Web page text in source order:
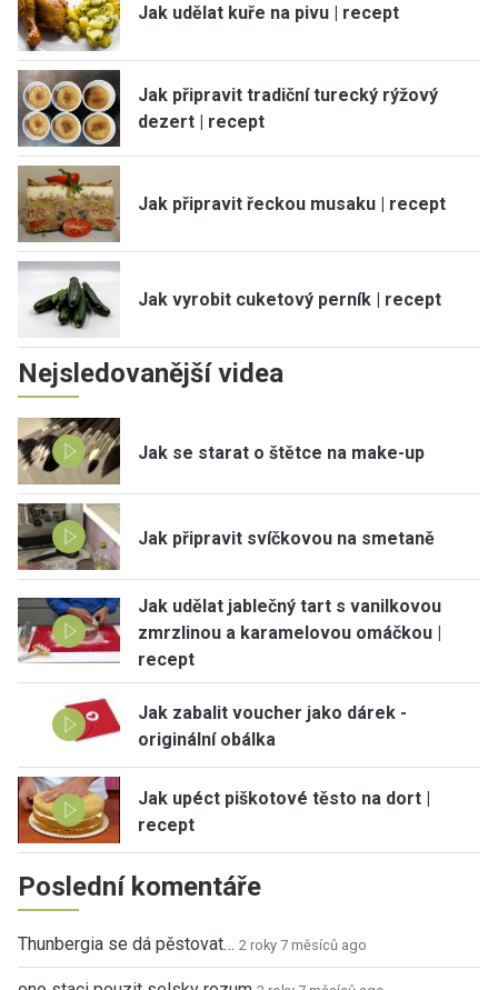
Jak udělat kuře na pivu | recept
Jak připravit tradiční turecký rýžový
dezert | recept
Jak připravit řeckou musaku | recept
Jak vyrobit cuketový perník | recept
Nejsledovanější videa
Jak se starat o štětce na make-up
Jak připravit svíčkovou na smetaně
Jak udělat jablečný tart s vanilkovou
zmrzlinou a karamelovou omáčkou |
recept
Jak zabalit voucher jako dárek -
originální obálka
Jak upéct piškotové těsto na dort |
recept
Poslední komentáře
Thunbergia se dá pěstovat… 2 roky 7 měsíců ago